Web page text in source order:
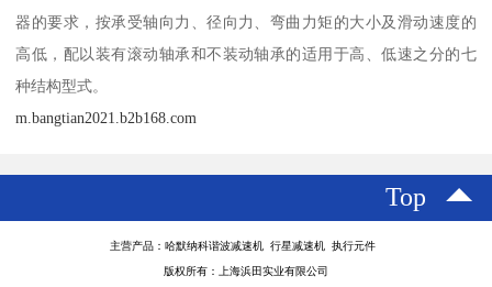
器的要求，按承受轴向力、径向力、弯曲力矩的大小及滑动速度的
高低，配以装有滚动轴承和不装动轴承的适用于高、低速之分的七
种结构型式。
m.bangtian2021.b2b168.com
Top
主营产品：哈默纳科谐波减速机 行星减速机 执行元件
版权所有：上海浜田实业有限公司